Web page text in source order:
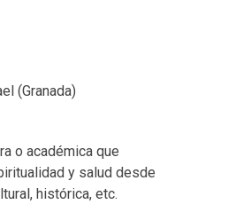
(Granada)
o académica que
y salud desde
histórica, etc.